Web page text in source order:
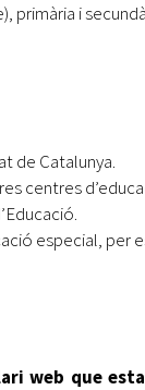
primària i
de Catalunya.
centres
especial, per
web que